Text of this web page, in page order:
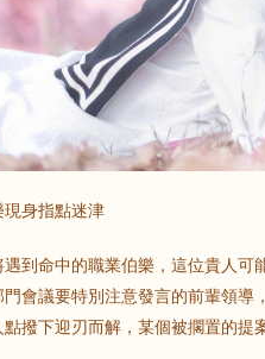
身指點迷津
到命中的職業伯樂，這位貴人
會議要特別注意發言的前輩領導
撥下迎刃而解，某個被擱置的提